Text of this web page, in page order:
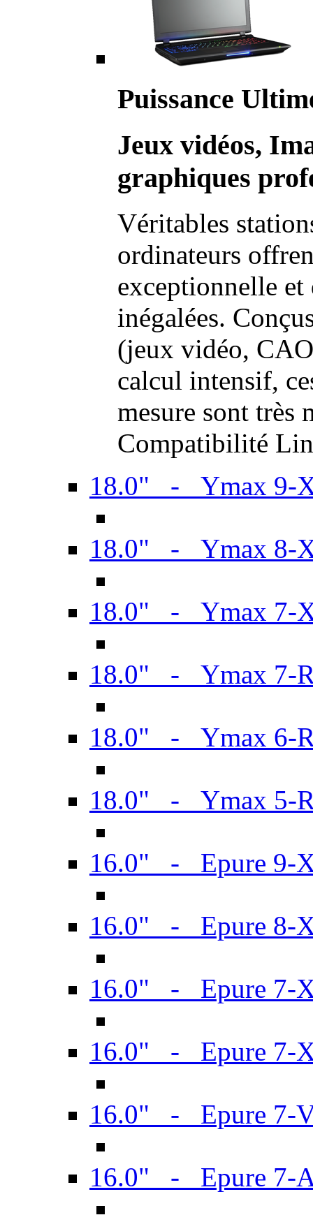
Puissance
Jeux vidéos,
graphiques
Véritables
ordinateurs
exceptionnelle et
inégalées.
(jeux vidéo,
calcul intensif,
mesure sont très
Compatibilité
18.0" - Ymax 9-
18.0" - Ymax 8-
18.0" - Ymax 7-
18.0" - Ymax 7-
18.0" - Ymax 6-
18.0" - Ymax 5-
16.0" - Epure 9-
16.0" - Epure 8-
16.0" - Epure 7-
16.0" - Epure 7-
16.0" - Epure 7-
16.0" - Epure 7-